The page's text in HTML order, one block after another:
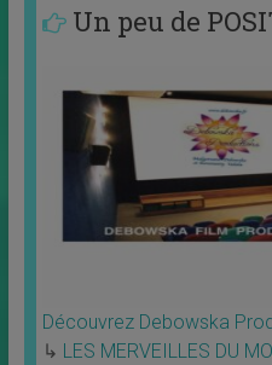
Un peu de
Découvrez Debowska
↳ LES MERVEILLES DU